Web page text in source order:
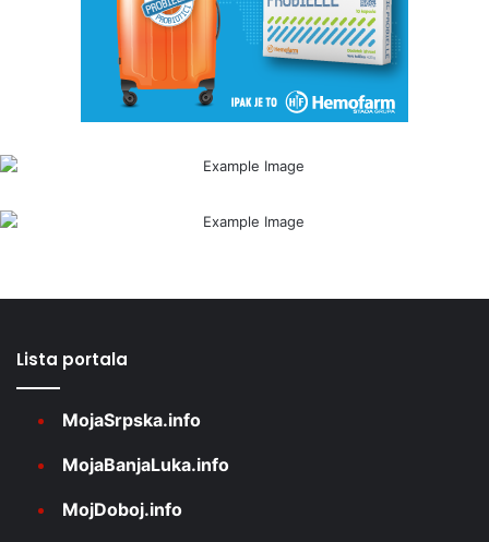
Lista portala
MojaSrpska.info
MojaBanjaLuka.info
MojDoboj.info